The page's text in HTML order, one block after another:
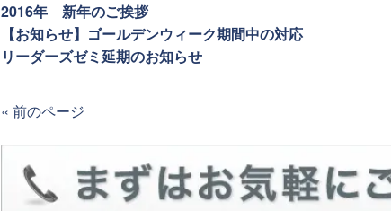
2016年 新年のご挨拶
【お知らせ】ゴールデンウィーク期間中の対応
リーダーズゼミ延期のお知らせ
« 前のページ